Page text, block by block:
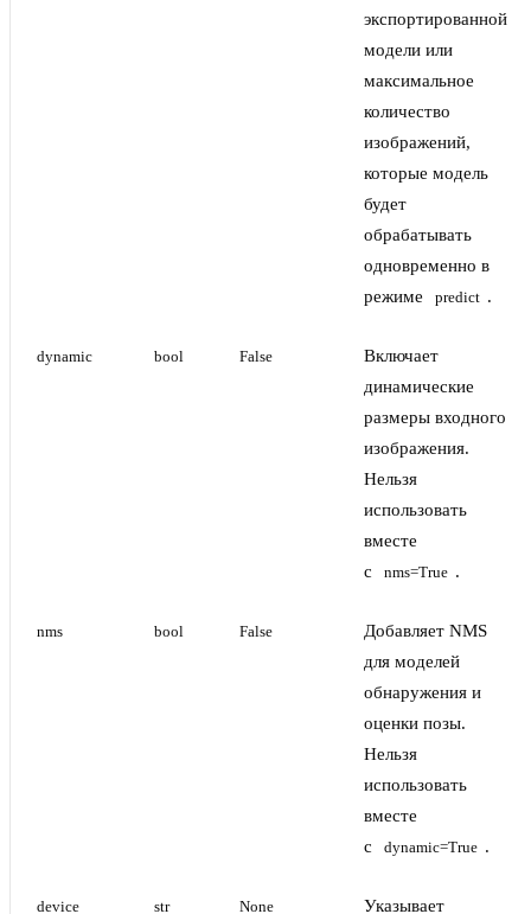
экспортированной
модели или
максимальное
количество
изображений,
которые модель
будет
обрабатывать
одновременно в
режиме
predict .
dynamic bool False
Включает
динамические
размеры входного
изображения.
Нельзя
использовать
вместе
с
nms=True .
nms bool False
Добавляет NMS
для моделей
обнаружения и
оценки позы.
Нельзя
использовать
вместе
с
dynamic=True .
device str None Указывает